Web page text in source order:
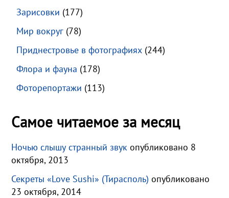
Зарисовки (177)
Мир вокруг (78)
Приднестровье в фотографиях (244)
Флора и фауна (178)
Фоторепортажи (113)
Самое читаемое за месяц
Ночью слышу странный звук опубликовано 8
октября, 2013
Секреты «Love Sushi» (Тирасполь) опубликовано
23 октября, 2014